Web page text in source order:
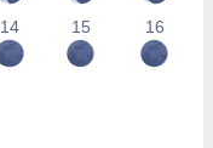
14 15 16